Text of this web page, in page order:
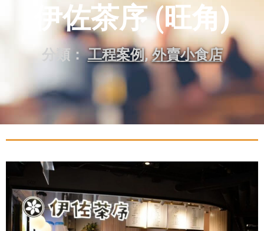
伊佐茶序 (旺角)
分類： 工程案例,外賣小食店